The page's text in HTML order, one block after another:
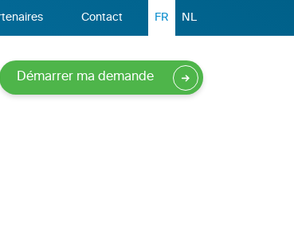
Contact FR NL
Démarrer ma demande